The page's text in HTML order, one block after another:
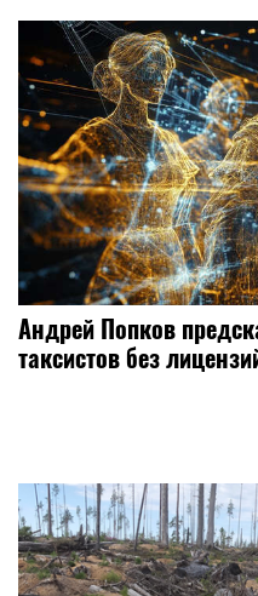
Андрей Попков
таксистов без